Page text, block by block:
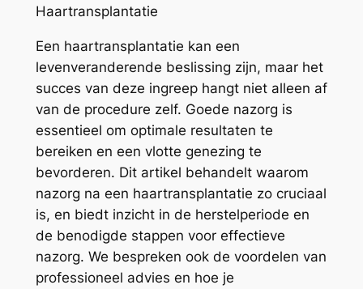
Haartransplantatie
Een haartransplantatie kan een
levenveranderende beslissing zijn, maar het
succes van deze ingreep hangt niet alleen af
van de procedure zelf. Goede nazorg is
essentieel om optimale resultaten te
bereiken en een vlotte genezing te
bevorderen. Dit artikel behandelt waarom
nazorg na een haartransplantatie zo cruciaal
is, en biedt inzicht in de herstelperiode en
de benodigde stappen voor effectieve
nazorg. We bespreken ook de voordelen van
professioneel advies en hoe je